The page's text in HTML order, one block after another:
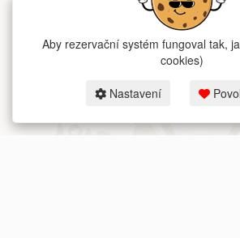
se v největším
Praze
Aby rezervační systém fungoval tak,
cookies)
Nastavení